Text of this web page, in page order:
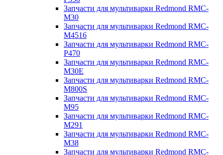
Запчасти для мультиварки Redmond RMC-
M30
Запчасти для мультиварки Redmond RMC-
M4516
Запчасти для мультиварки Redmond RMC-
P470
Запчасти для мультиварки Redmond RMC-
M30E
Запчасти для мультиварки Redmond RMC-
M800S
Запчасти для мультиварки Redmond RMC-
M95
Запчасти для мультиварки Redmond RMC-
M291
Запчасти для мультиварки Redmond RMC-
M38
Запчасти для мультиварки Redmond RMC-